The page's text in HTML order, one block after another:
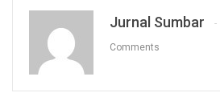
Jurnal Sumbar
Comments